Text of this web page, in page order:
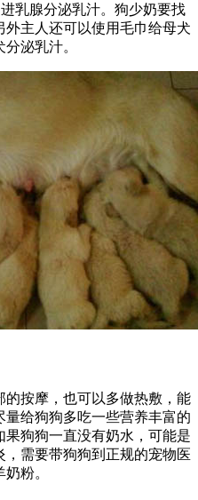
乳腺分泌乳汁。狗少奶要找
主人还可以使用毛巾给母犬
泌乳汁。
按摩，也可以多做热敷，能
给狗狗多吃一些营养丰富的
狗狗一直没有奶水，可能是
需要带狗狗到正规的宠物医
粉。